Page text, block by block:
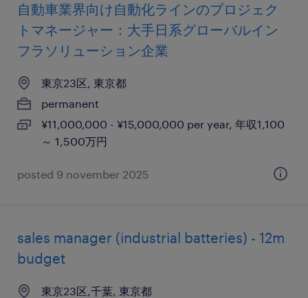
自動車業界向け自動化ラインのプロジェク
トマネージャー：大手日系グローバルイン
フラソリューション企業
東京23区, 東京都
permanent
¥11,000,000 - ¥15,000,000 per year, 年収1,100
～ 1,500万円
posted 9 november 2025
sales manager (industrial batteries) - 12m
budget
東京23区,千葉, 東京都